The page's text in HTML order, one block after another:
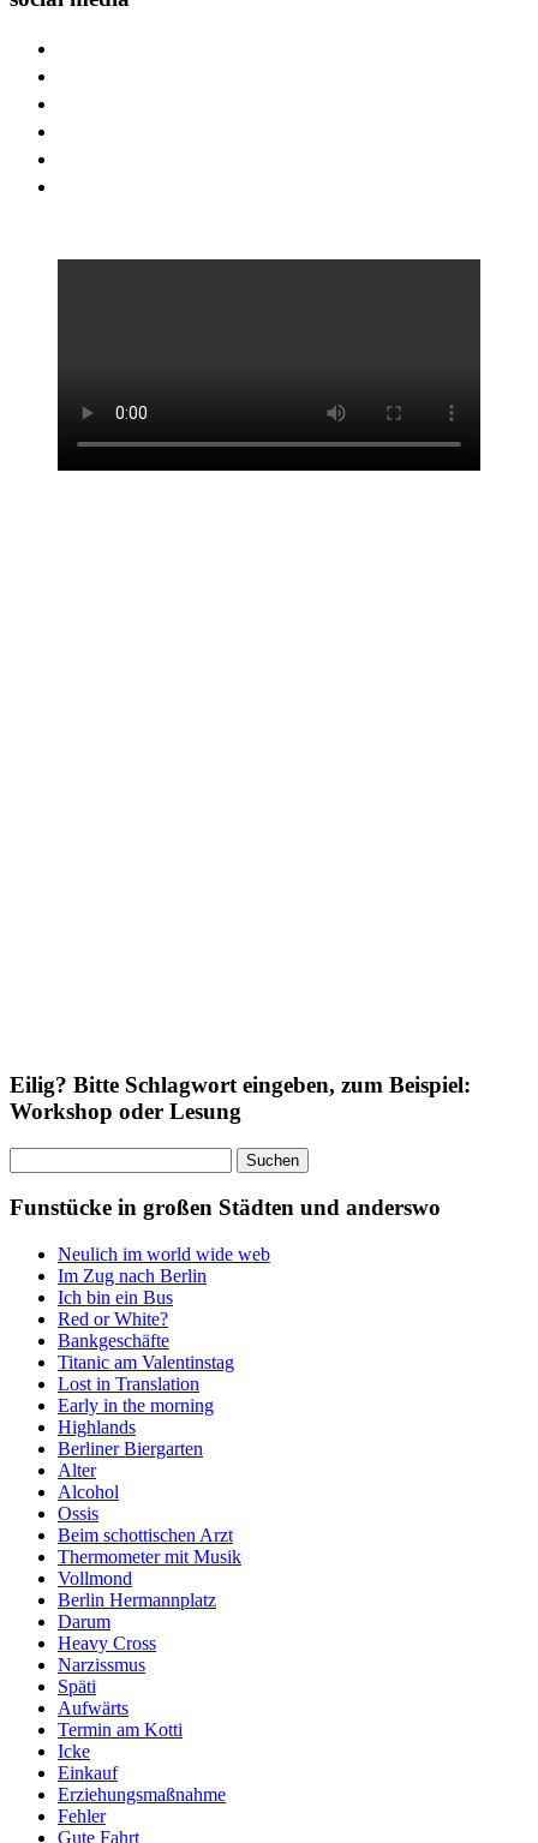
Eilig? Bitte Schlagwort eingeben, zum Beispiel:
Workshop oder Lesung
nach:
Funstücke in großen Städten und anderswo
Neulich im world wide web
Im Zug nach Berlin
Ich bin ein Bus
Red or White?
Bankgeschäfte
Titanic am Valentinstag
Lost in Translation
Early in the morning
Highlands
Berliner Biergarten
Alter
Alcohol
Ossis
Beim schottischen Arzt
Thermometer mit Musik
Vollmond
Berlin Hermannplatz
Darum
Heavy Cross
Narzissmus
Späti
Aufwärts
Termin am Kotti
Icke
Einkauf
Erziehungsmaßnahme
Fehler
Gute Fahrt